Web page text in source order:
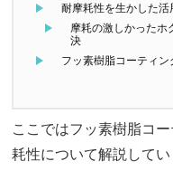
耐摩耗性を生かした活
摩耗の激しかったホ
決
フッ素樹脂コーティ
ここではフッ素樹脂コ
耗性について解説して